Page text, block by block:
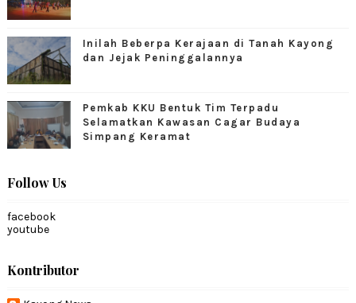
Inilah Beberpa Kerajaan di Tanah Kayong
dan Jejak Peninggalannya
Pemkab KKU Bentuk Tim Terpadu
Selamatkan Kawasan Cagar Budaya
Simpang Keramat
Follow Us
facebook
youtube
Kontributor